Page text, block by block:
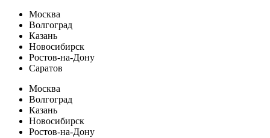
Москва
Волгоград
Казань
Новосибирск
Ростов-на-Дону
Саратов
Москва
Волгоград
Казань
Новосибирск
Ростов-на-Дону